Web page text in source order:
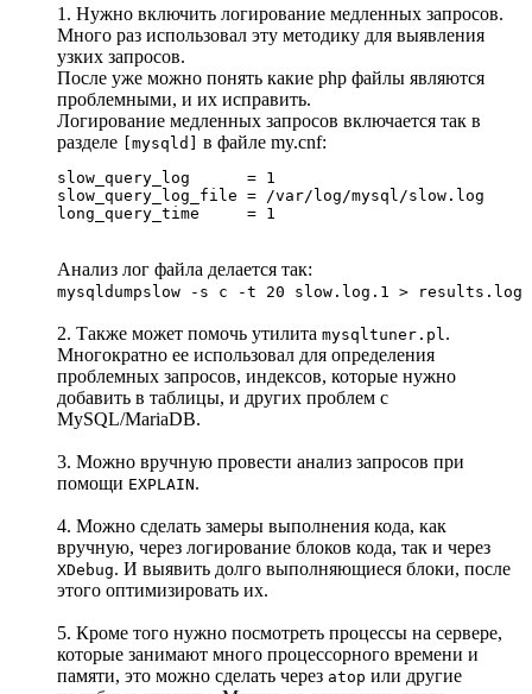
1. Нужно включить логирование медленных запросов.
Много раз использовал эту методику для выявления
узких запросов.
После уже можно понять какие php файлы являются
проблемными, и их исправить.
Логирование медленных запросов включается так в
разделе
[mysqld] в файле my.cnf:
slow_query_log      = 1
slow_query_log_file = /var/log/mysql/slow.log
long_query_time     = 1
Анализ лог файла делается так:
mysqldumpslow -s c -t 20 slow.log.1 > results.log
2. Также может помочь утилита mysqltuner.pl.
Многократно ее использовал для определения
проблемных запросов, индексов, которые нужно
добавить в таблицы, и других проблем с
MySQL/MariaDB.
3. Можно вручную провести анализ запросов при
помощи EXPLAIN.
4. Можно сделать замеры выполнения кода, как
вручную, через логирование блоков кода, так и через
XDebug. И выявить долго выполняющиеся блоки, после
этого оптимизировать их.
5. Кроме того нужно посмотреть процессы на сервере,
которые занимают много процессорного времени и
памяти, это можно сделать через atop или другие